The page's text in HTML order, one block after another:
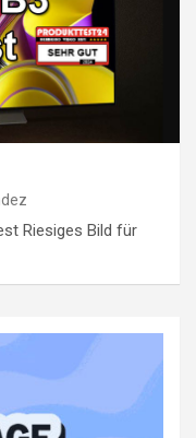
Riesiges Bild für